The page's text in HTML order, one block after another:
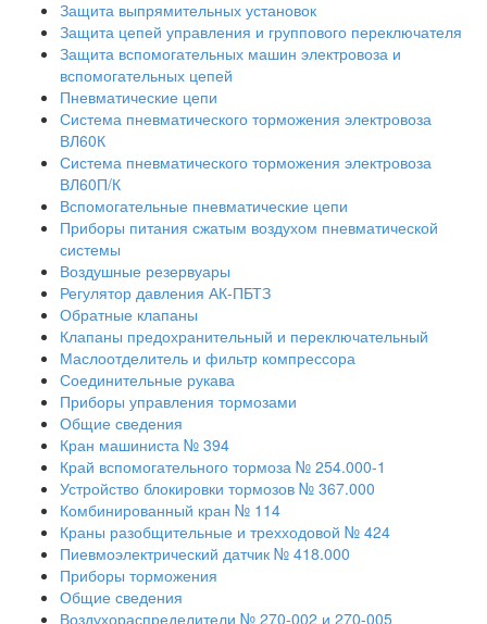
Защита выпрямительных установок
Защита цепей управления и группового переключателя
Защита вспомогательных машин электровоза и
вспомогательных цепей
Пневматические цепи
Система пневматического торможения электровоза
ВЛ60К
Система пневматического торможения электровоза
ВЛ60П/К
Вспомогательные пневматические цепи
Приборы питания сжатым воздухом пневматической
системы
Воздушные резервуары
Регулятор давления АК-ПБТЗ
Обратные клапаны
Клапаны предохранительный и переключательный
Маслоотделитель и фильтр компрессора
Соединительные рукава
Приборы управления тормозами
Общие сведения
Кран машиниста № 394
Край вспомогательного тормоза № 254.000-1
Устройство блокировки тормозов № 367.000
Комбинированный кран № 114
Краны разобщительные и трехходовой № 424
Пиевмоэлектрический датчик № 418.000
Приборы торможения
Общие сведения
Воздухораспределители № 270-002 и 270-005